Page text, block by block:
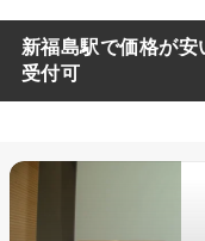
新福島駅で価格が安
受付可